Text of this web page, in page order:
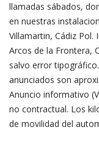
llamadas sábados,
en nuestras
Villamartin, Cádiz Pol.
Arcos de la Frontera,
salvo error
anunciados son
Anuncio informativo
no contractual. Los
de movilidad del